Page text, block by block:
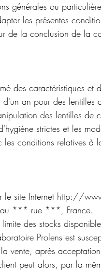
générales ou
les présentes
de la conclusion de la
des caractéristiques
an pour des
des lentilles
strictes et les
conditions relatives à
site Internet http://
au *** rue ***, France.
des stocks
Prolens est
vente, après
peut alors, par la